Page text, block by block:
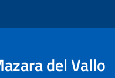
del Vallo